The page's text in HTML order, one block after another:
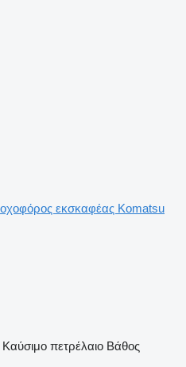
εκσκαφέας Komatsu
Καύσιμο πετρέλαιο Βάθος